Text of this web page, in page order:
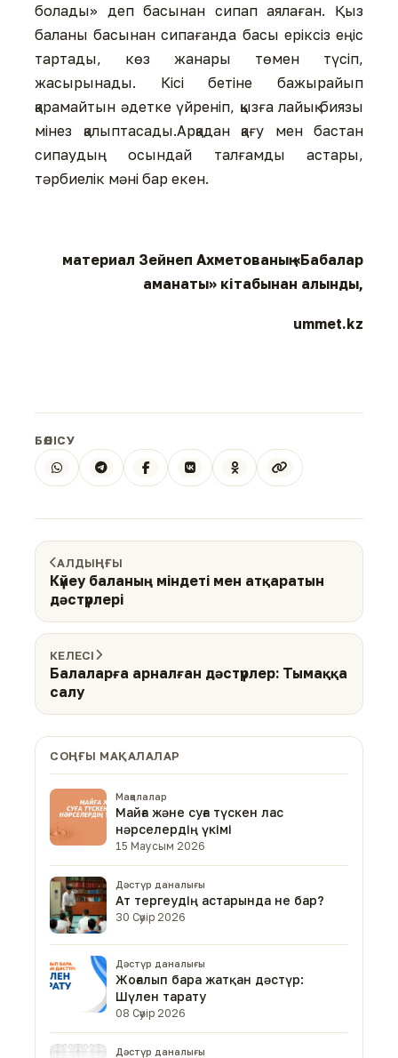
болады» деп басынан сипап аялаған. Қыз
баланы басынан сипағанда басы еріксіз еңіс
тартады, көз жанары төмен түсіп,
жасырынады. Кісі бетіне бажырайып
қарамайтын әдетке үйреніп, қызға лайық биязы
мінез қалыптасады.Арқадан қағу мен бастан
сипаудың осындай талғамды астары,
тәрбиелік мәні бар екен.
материал Зейнеп Ахметованың «Бабалар
аманаты» кітабынан алынды,
ummet.kz
БӨЛІСУ
АЛДЫҢҒЫ
Күйеу баланың міндеті мен атқаратын
дәстүрлері
КЕЛЕСІ
Балаларға арналған дәстүрлер: Тымаққа
салу
СОҢҒЫ МАҚАЛАЛАР
Мақалалар
Майға және суға түскен лас
нәрселердің үкімі
15 Маусым 2026
Дәстүр даналығы
Ат тергеудің астарында не бар?
30 Сәуір 2026
Дәстүр даналығы
Жоғалып бара жатқан дәстүр:
Шүлен тарату
08 Сәуір 2026
Дәстүр даналығы